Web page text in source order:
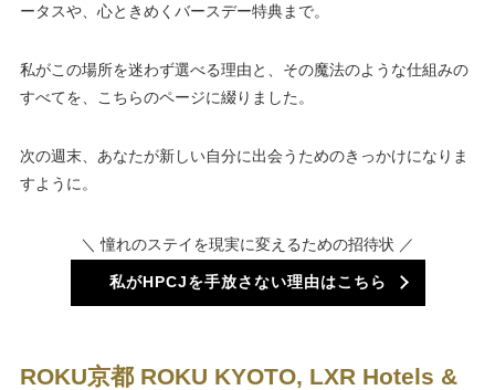
ータスや、心ときめくバースデー特典まで。
私がこの場所を迷わず選べる理由と、その魔法のような仕組みの
すべてを、こちらのページに綴りました。
次の週末、あなたが新しい自分に出会うためのきっかけになりま
すように。
＼ 憧れのステイを現実に変えるための招待状 ／
私がHPCJを手放さない理由はこちら
ROKU京都ROKU KYOTO, LXR Hotels &